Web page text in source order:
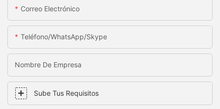
Correo Electrónico
Teléfono/WhatsApp/Skype
Nombre De Empresa
Sube Tus Requisitos